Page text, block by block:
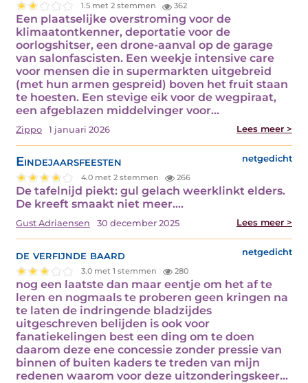
1.5 met 2 stemmen 362
Een plaatselijke overstroming voor de
klimaatontkenner, deportatie voor de
oorlogshitser, een drone-aanval op de garage
van salonfascisten. Een weekje intensive care
voor mensen die in supermarkten uitgebreid
(met hun armen gespreid) boven het fruit staan
te hoesten. Een stevige eik voor de wegpiraat,
een afgeblazen middelvinger voor…
Zippo 1 januari 2026 Lees meer >
Eindejaarsfeesten netgedicht
4.0 met 2 stemmen 266
De tafelnijd piekt: gul gelach weerklinkt elders.
De kreeft smaakt niet meer.…
Gust Adriaensen 30 december 2025 Lees meer >
de verfijnde baard netgedicht
3.0 met 1 stemmen 280
nog een laatste dan maar eentje om het af te
leren en nogmaals te proberen geen kringen na
te laten de indringende bladzijdes
uitgeschreven belijden is ook voor
fanatiekelingen best een ding om te doen
daarom deze ene concessie zonder pressie van
binnen of buiten kaders te treden van mijn
redenen waarom voor deze uitzonderingskeer…